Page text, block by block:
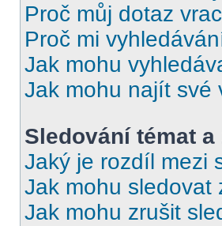
Proč můj dotaz
Proč mi
Jak mohu
Jak mohu najít své
Sledování témat a
Jaký je rozdíl mezi
Jak mohu sledovat
Jak mohu zrušit